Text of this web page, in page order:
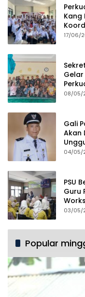
Kang
17/06/
08/05/
Gali
Akan
04/05/
PSU
Guru
03/05/
Popular